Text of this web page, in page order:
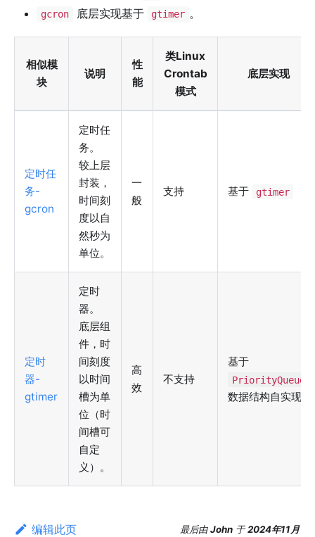
gcron 底层实现基于 gtimer 。
相似模
块
说明
性
能
类Linux
Crontab
模式
底层实现
定时任
务-
gcron
定时任
务。
较上层
封装，
时间刻
度以自
然秒为
单位。
一
般
支持 基于 gtimer
定时
器-
gtimer
定时
器。
底层组
件，时
间刻度
以时间
槽为单
位（时
间槽可
自定
义）。
高
效
不支持
基于
PriorityQueue
数据结构自实现
编辑此页 最后由John 于2024年11月